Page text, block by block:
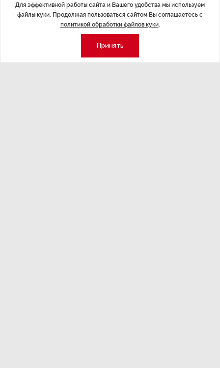
августа — от
Для эффективной работы сайта и Вашего удобства мы используем
файлы куки. Продолжая пользоваться сайтом Вы соглашаетесь с
политикой обработки файлов куки.
Принять